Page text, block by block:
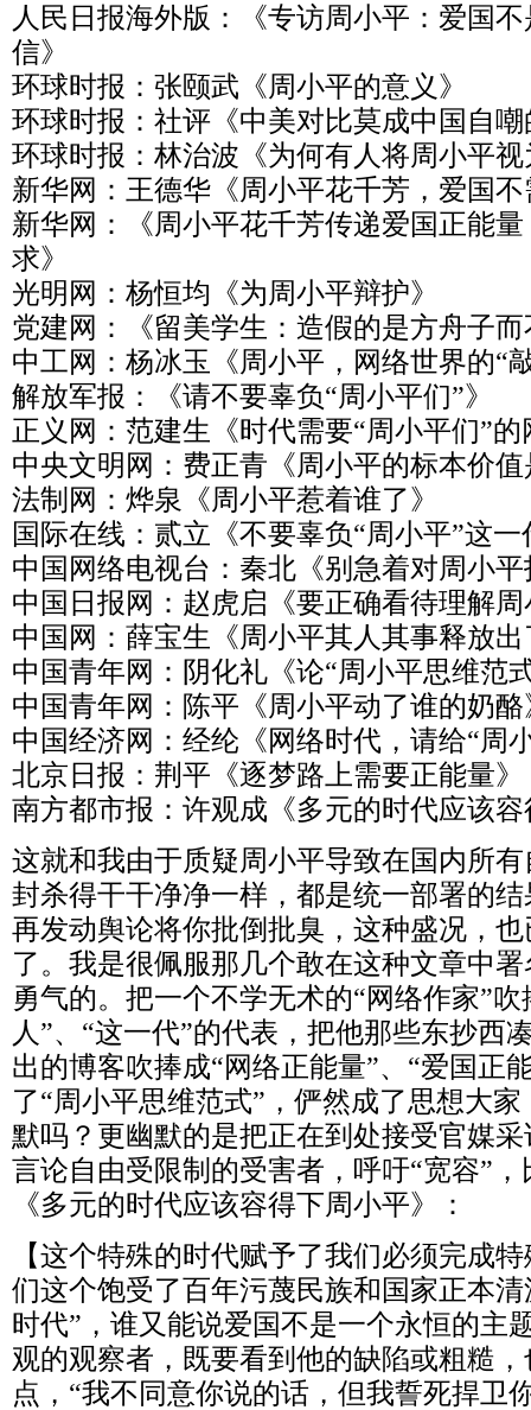
人民日报海外版：《专访周小平：爱国
信》
环球时报：张颐武《周小平的意义》
环球时报：社评《中美对比莫成中国自
环球时报：林治波《为何有人将周小平
新华网：王德华《周小平花千芳，爱国
新华网：《周小平花千芳传递爱国正能
求》
光明网：杨恒均《为周小平辩护》
党建网：《留美学生：造假的是方舟子
中工网：杨冰玉《周小平，网络世界的“
解放军报：《请不要辜负“周小平们”》
正义网：范建生《时代需要“周小平们”
中央文明网：费正青《周小平的标本价
法制网：烨泉《周小平惹着谁了》
国际在线：贰立《不要辜负“周小平”这一
中国网络电视台：秦北《别急着对周小
中国日报网：赵虎启《要正确看待理解
中国网：薛宝生《周小平其人其事释放
中国青年网：阴化礼《论“周小平思维范
中国青年网：陈平《周小平动了谁的奶酪
中国经济网：经纶《网络时代，请给“周
北京日报：荆平《逐梦路上需要正能量》
南方都市报：许观成《多元的时代应该
这就和我由于质疑周小平导致在国内所
封杀得干干净净一样，都是统一部署的
再发动舆论将你批倒批臭，这种盛况，
了。我是很佩服那几个敢在这种文章中
勇气的。把一个不学无术的“网络作家”
人”、“这一代”的代表，把他那些东抄西
出的博客吹捧成“网络正能量”、“爱国正
了“周小平思维范式”，俨然成了思想大
默吗？更幽默的是把正在到处接受官媒
言论自由受限制的受害者，呼吁“宽容”
《多元的时代应该容得下周小平》：
【这个特殊的时代赋予了我们必须完成
们这个饱受了百年污蔑民族和国家正本
时代”，谁又能说爱国不是一个永恒的主
观的观察者，既要看到他的缺陷或粗糙
点，“我不同意你说的话，但我誓死捍卫